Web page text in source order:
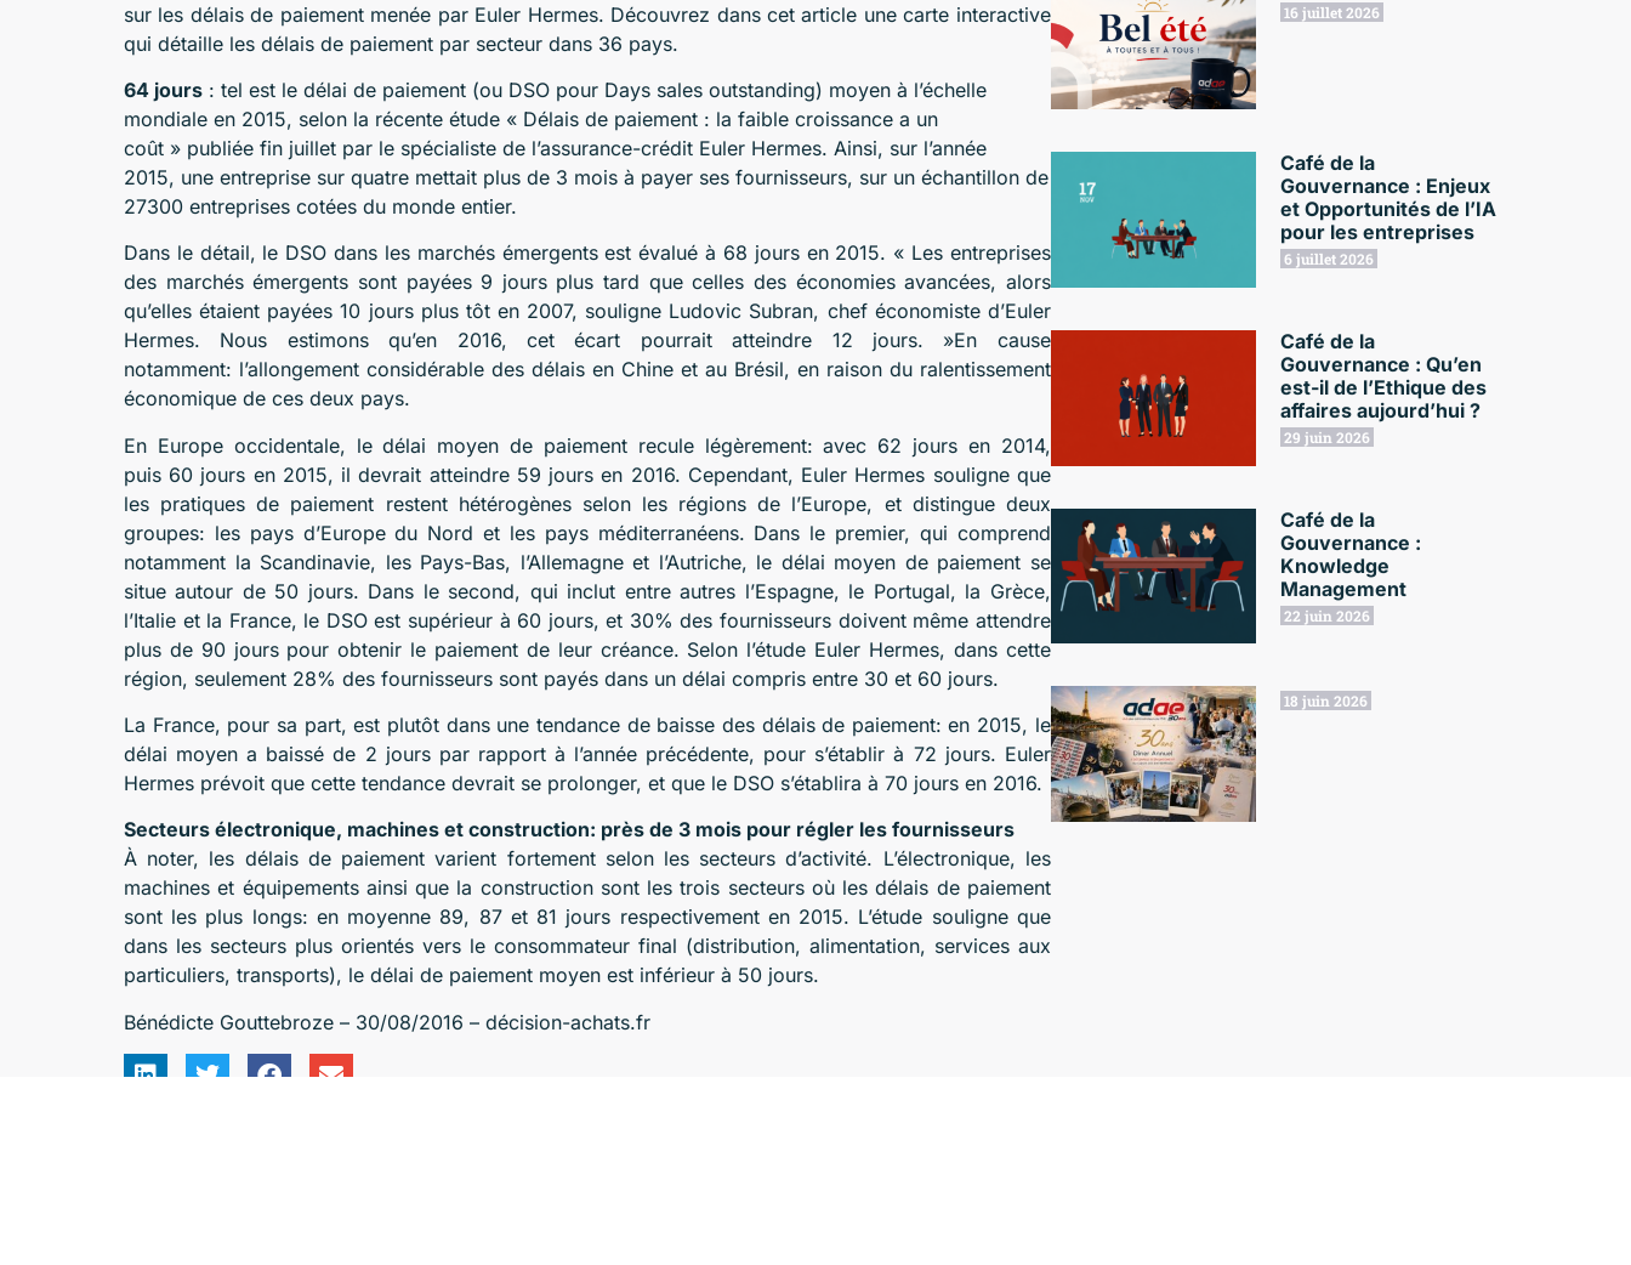
sur les délais de paiement menée par Euler Hermes. Découvrez dans cet article une carte interactive
qui détaille les délais de paiement par secteur dans 36 pays.
64 jours : tel est le délai de paiement (ou DSO pour Days sales outstanding) moyen à l’échelle
mondiale en 2015, selon la récente étude « Délais de paiement : la faible croissance a un
coût » publiée fin juillet par le spécialiste de l’assurance-crédit Euler Hermes. Ainsi, sur l’année
2015, une entreprise sur quatre mettait plus de 3 mois à payer ses fournisseurs, sur un échantillon de
27300 entreprises cotées du monde entier.
Dans le détail, le DSO dans les marchés émergents est évalué à 68 jours en 2015. « Les entreprises
des marchés émergents sont payées 9 jours plus tard que celles des économies avancées, alors
qu’elles étaient payées 10 jours plus tôt en 2007, souligne Ludovic Subran, chef économiste d’Euler
Hermes. Nous estimons qu’en 2016, cet écart pourrait atteindre 12 jours. »En cause
notamment: l’allongement considérable des délais en Chine et au Brésil, en raison du ralentissement
économique de ces deux pays.
En Europe occidentale, le délai moyen de paiement recule légèrement: avec 62 jours en 2014,
puis 60 jours en 2015, il devrait atteindre 59 jours en 2016. Cependant, Euler Hermes souligne que
les pratiques de paiement restent hétérogènes selon les régions de l’Europe, et distingue deux
groupes: les pays d’Europe du Nord et les pays méditerranéens. Dans le premier, qui comprend
notamment la Scandinavie, les Pays-Bas, l’Allemagne et l’Autriche, le délai moyen de paiement se
situe autour de 50 jours. Dans le second, qui inclut entre autres l’Espagne, le Portugal, la Grèce,
l’Italie et la France, le DSO est supérieur à 60 jours, et 30% des fournisseurs doivent même attendre
plus de 90 jours pour obtenir le paiement de leur créance. Selon l’étude Euler Hermes, dans cette
région, seulement 28% des fournisseurs sont payés dans un délai compris entre 30 et 60 jours.
La France, pour sa part, est plutôt dans une tendance de baisse des délais de paiement: en 2015, le
délai moyen a baissé de 2 jours par rapport à l’année précédente, pour s’établir à 72 jours. Euler
Hermes prévoit que cette tendance devrait se prolonger, et que le DSO s’établira à 70 jours en 2016.
Secteurs électronique, machines et construction: près de 3 mois pour régler les fournisseurs
À noter, les délais de paiement varient fortement selon les secteurs d’activité. L’électronique, les
machines et équipements ainsi que la construction sont les trois secteurs où les délais de paiement
sont les plus longs: en moyenne 89, 87 et 81 jours respectivement en 2015. L’étude souligne que
dans les secteurs plus orientés vers le consommateur final (distribution, alimentation, services aux
particuliers, transports), le délai de paiement moyen est inférieur à 50 jours.
Bénédicte Gouttebroze – 30/08/2016 – décision-achats.fr
16 juillet 2026
Café de la
Gouvernance : Enjeux
et Opportunités de l’IA
pour les entreprises
6 juillet 2026
Café de la
Gouvernance : Qu’en
est-il de l’Ethique des
affaires aujourd’hui ?
29 juin 2026
Café de la
Gouvernance :
Knowledge
Management
22 juin 2026
18 juin 2026